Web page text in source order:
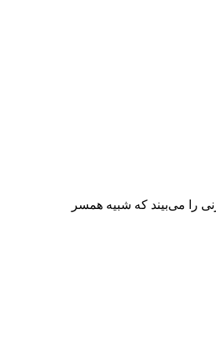
را می‌بیند که شبیه همسر